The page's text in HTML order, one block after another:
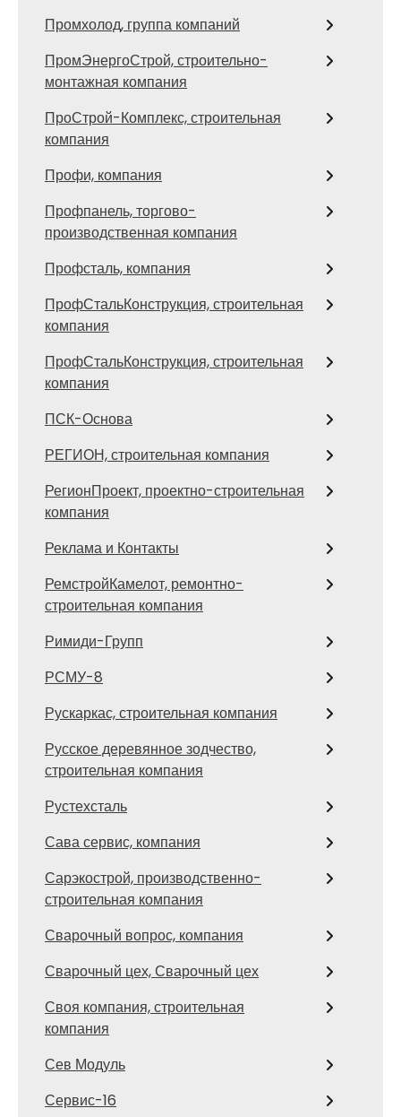
Промхолод, группа компаний
ПромЭнергоСтрой, строительно-
монтажная компания
ПроСтрой-Комплекс, строительная
компания
Профи, компания
Профпанель, торгово-
производственная компания
Профсталь, компания
ПрофСтальКонструкция, строительная
компания
ПрофСтальКонструкция, строительная
компания
ПСК-Основа
РЕГИОН, строительная компания
РегионПроект, проектно-строительная
компания
Реклама и Контакты
РемстройКамелот, ремонтно-
строительная компания
Римиди-Групп
РСМУ-8
Рускаркас, строительная компания
Русское деревянное зодчество,
строительная компания
Рустехсталь
Сава сервис, компания
Сарэкострой, производственно-
строительная компания
Сварочный вопрос, компания
Сварочный цех, Сварочный цех
Своя компания, строительная
компания
Сев Модуль
Сервис-16